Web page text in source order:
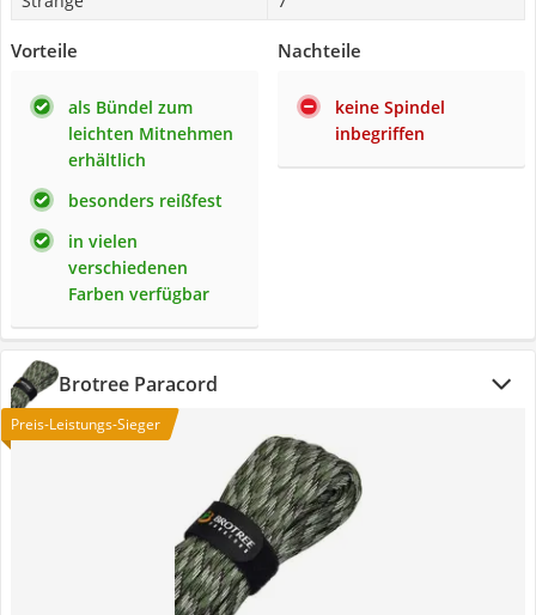
Vorteile
als Bündel zum
leichten Mitnehmen
erhältlich
besonders reißfest
in vielen
verschiedenen
Farben verfügbar
Nachteile
keine Spindel
inbegriffen
Brotree Paracord
Preis-Leistungs-Sieger